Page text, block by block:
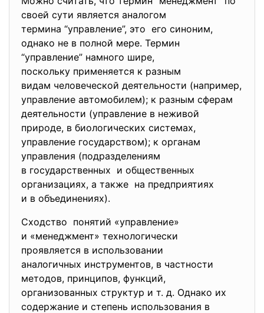
своей сути является аналогом
термина “управление”, это его синоним,
однако не в полной мере. Термин
“управление” намного шире,
поскольку применяется к разным
видам человеческой деятельности (например,
управление автомобилем); к разным сферам
деятельности (управление в неживой
природе, в биологических системах,
управление государством); к органам
управления (подразделениям
в государственных и общественных
организациях, а также на предприятиях
и в объединениях).
Сходство понятий «управление»
и «менеджмент» технологически
проявляется в использовании
аналогичных инструментов, в частности
методов, принципов, функций,
организованных структур и т. д. Однако их
содержание и степень использования в